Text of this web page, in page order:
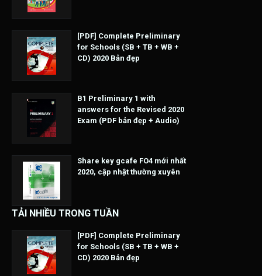
[PDF] Complete Preliminary
for Schools (SB + TB + WB +
CD) 2020 Bản đẹp
B1 Preliminary 1 with
answers for the Revised 2020
Exam (PDF bản đẹp + Audio)
Share key gcafe FO4 mới nhất
2020, cập nhật thường xuyên
TẢI NHIỀU TRONG TUẦN
[PDF] Complete Preliminary
for Schools (SB + TB + WB +
CD) 2020 Bản đẹp